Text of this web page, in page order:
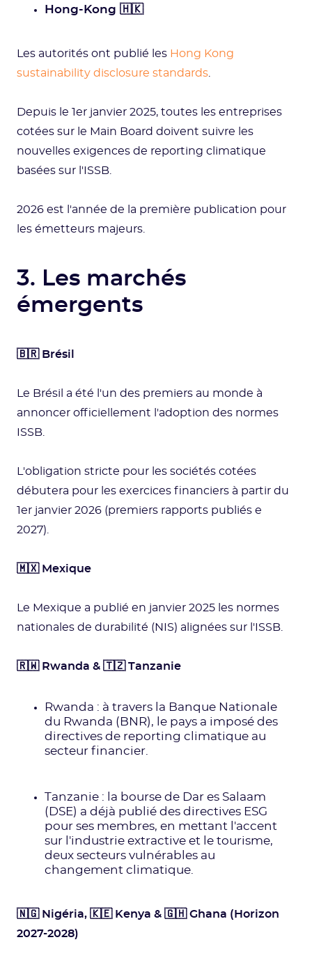
Hong-Kong 🇭🇰
Les autorités ont publié les Hong Kong
sustainability disclosure standards
Depuis le 1er janvier 2025, toutes les entreprises
cotées sur le Main Board doivent suivre les
nouvelles exigences de reporting climatique
basées sur l'ISSB.
2026 est l'année de la première publication pour
les émetteurs majeurs.
3. Les marchés
émergents
🇧🇷 Brésil
Le Brésil a été l'un des premiers au monde à
annoncer officiellement l'adoption des normes
ISSB.
L'obligation stricte pour les sociétés cotées
débutera pour les exercices financiers à partir du
1er janvier 2026 (premiers rapports publiés e
2027).
🇲🇽 Mexique
Le Mexique a publié en janvier 2025 les normes
nationales de durabilité (NIS) alignées sur l'ISSB.
🇷🇼 Rwanda & 🇹🇿 Tanzanie
Rwanda : à travers la Banque Nationale
du Rwanda (BNR), le pays a imposé des
directives de reporting climatique au
secteur financier.
Tanzanie : la bourse de Dar es Salaam
(DSE) a déjà publié des directives ESG
pour ses membres, en mettant l'accent
sur l'industrie extractive et le tourisme,
deux secteurs vulnérables au
changement climatique.
🇳🇬 Nigéria, 🇰🇪 Kenya & 🇬🇭 Ghana (Horizon
2027-2028)